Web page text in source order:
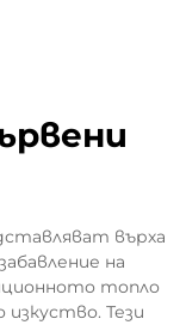
върха
на
топло
Тези